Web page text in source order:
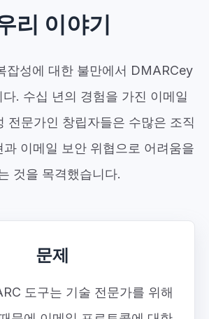
리 이야기
잡성에 대한 불만에서 DMARCey
. 수십 년의 경험을 가진 이메일
전문가인 창립자들은 수많은 조직
이메일 보안 위협으로 어려움을
것을 목격했습니다.
문제
도구는 기술 전문가를 위해